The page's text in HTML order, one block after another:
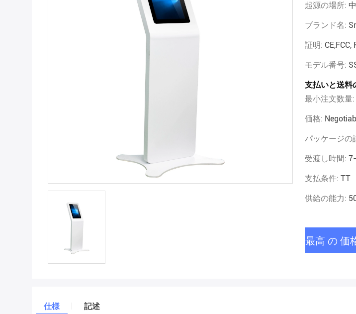
起源の場所:
ブランド名:
証明: CE,FCC,
モデル番号:
支払いと送料
最小注文数量:
価格:
パッケージの
受渡し時間:
支払条件: TT
供給の能力:
最高 の 価
仕様 記述